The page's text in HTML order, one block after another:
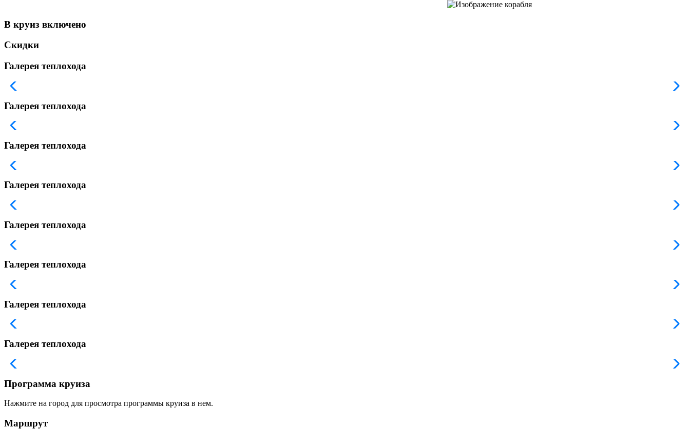
В круиз включено
Скидки
Галерея теплохода
Галерея теплохода
Галерея теплохода
Галерея теплохода
Галерея теплохода
Галерея теплохода
Галерея теплохода
Галерея теплохода
Программа круиза
Нажмите на город для просмотра программы круиза в нем.
Маршрут